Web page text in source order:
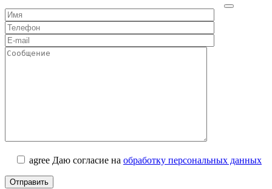
agree Даю согласие на обработку персональных данных